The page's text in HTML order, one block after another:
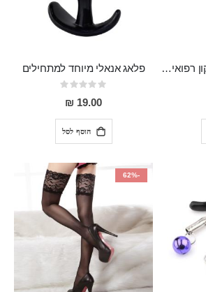
מג'יק וונד נטען מסיליקון רפואי חזק בעל 12 מצבי רטט ו6 מהירויות שונות ROMI פלאג אנאלי מיוחד למתחילים
Rating:
0%
19.00 ₪
הוסף לסל
-62%